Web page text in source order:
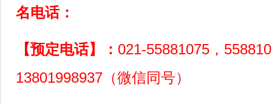
名电话：
【预定电话】： 021-55881075，
13801998937（微信同号）